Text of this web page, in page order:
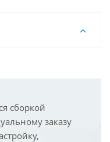
сборкой
заказу